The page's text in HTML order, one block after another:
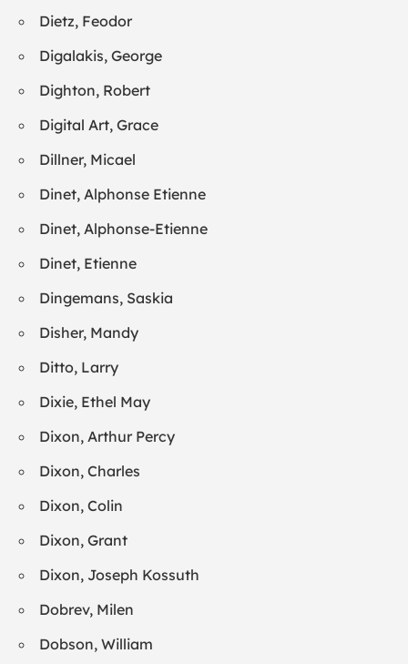
Dietz, Feodor
Digalakis, George
Dighton, Robert
Digital Art, Grace
Dillner, Micael
Dinet, Alphonse Etienne
Dinet, Alphonse-Etienne
Dinet, Etienne
Dingemans, Saskia
Disher, Mandy
Ditto, Larry
Dixie, Ethel May
Dixon, Arthur Percy
Dixon, Charles
Dixon, Colin
Dixon, Grant
Dixon, Joseph Kossuth
Dobrev, Milen
Dobson, William